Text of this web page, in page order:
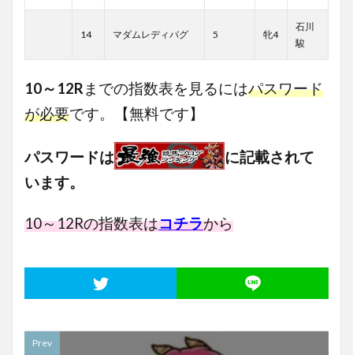
14 マダムレディバグ 5 牝4
石川
駿
10～12R までの指数表を見るにはパスワード
が必要です。【無料です】
パスワードは
に記載されて
います。
10～12Rの指数表はコチラから
Prev